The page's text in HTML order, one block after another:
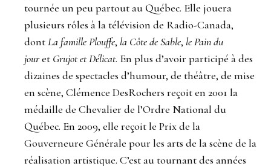
tournée un peu partout au Québec. Elle jouera
plusieurs rôles à la télévision de Radio-Canada,
dontLa famille Plouffe, la Côte de Sable, le Pain du
jouret Grujot et Délicat. En plus d’avoir participé à des
dizaines de spectacles d’humour, de théâtre, de mise
en scène, Clémence DesRochers reçoit en 2001 la
médaille de Chevalier de l’Ordre National du
Québec. En 2009, elle reçoit le Prix de la
Gouverneure Générale pour les arts de la scène de la
réalisation artistique. C’est au tournant des années